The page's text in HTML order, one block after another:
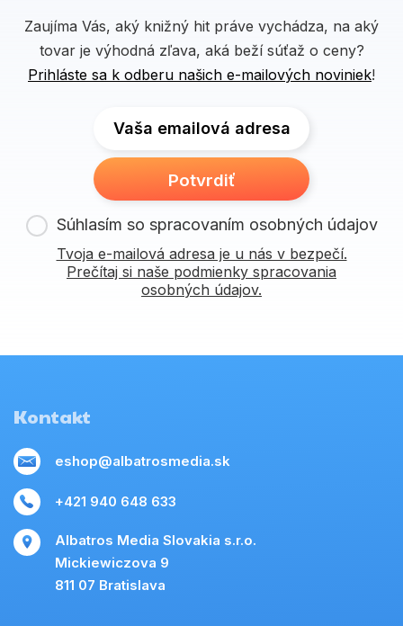
Zaujíma Vás, aký knižný hit práve vychádza, na aký
tovar je výhodná zľava, aká beží súťaž o ceny?
Prihláste sa k odberu našich e-mailových noviniek!
Vaša emailová adresa
Potvrdiť
Súhlasím so spracovaním osobných údajov
Tvoja e-mailová adresa je u nás v bezpečí.
Prečítaj si naše podmienky spracovania
osobných údajov.
Kontakt
eshop@albatrosmedia.sk
+421 940 648 633
Albatros Media Slovakia s.r.o.
Mickiewiczova 9
811 07 Bratislava